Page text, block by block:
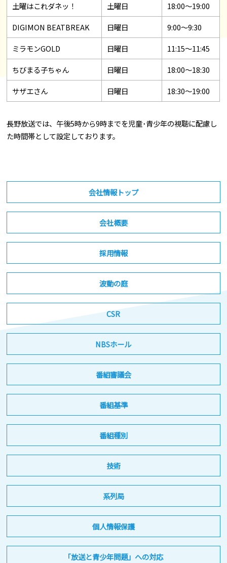
土曜はこれダネッ！
土曜日
18:00～19:00
DIGIMON BEATBREAK
日曜日
9:00～9:30
ミラモンGOLD
日曜日
11:15～11:45
ちびまる子ちゃん
日曜日
18:00～18:30
サザエさん
日曜日 18:30～19:00
長野放送では、午後5時から9時までを児童･青少年の視聴に配慮し
た時間帯として設定しております。
会社情報トップ
会社概要
採用情報
波動の庭
CSR
NBSホール
番組審議会
番組基準
番組種別
技術
系列局
個人情報保護
「放送と青少年問題」への対応